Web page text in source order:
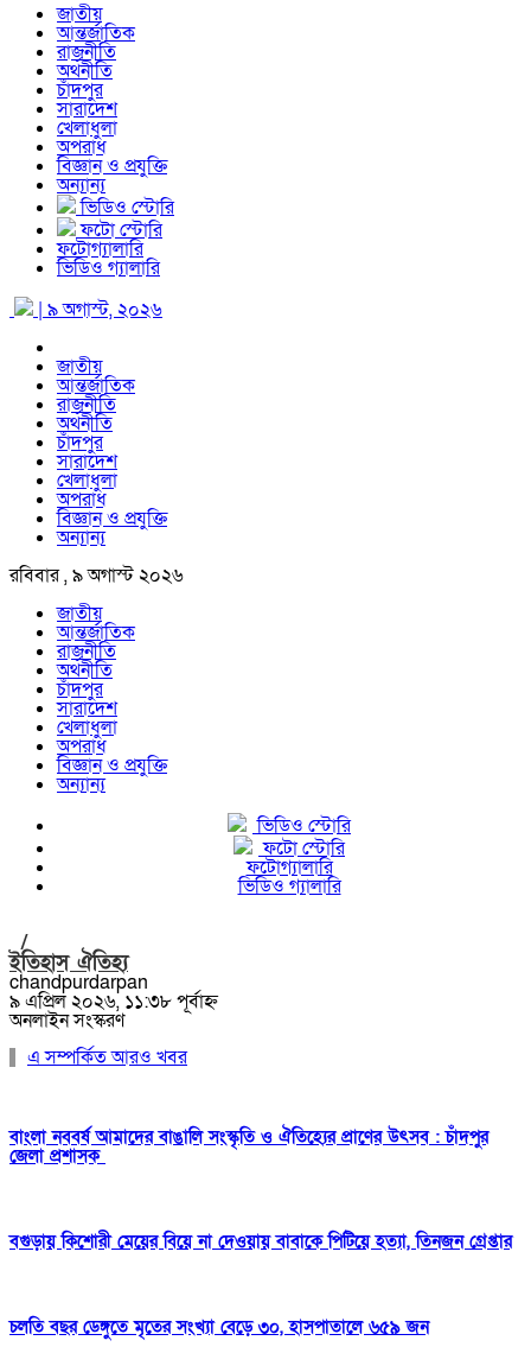
জাতীয়
আন্তর্জাতিক
রাজনীতি
অর্থনীতি
চাঁদপুর
সারাদেশ
খেলাধুলা
অপরাধ
বিজ্ঞান ও প্রযুক্তি
অন্যান্য
ভিডিও স্টোরি
ফটো স্টোরি
ফটোগ্যালারি
ভিডিও গ্যালারি
| ৯ অগাস্ট, ২০২৬
জাতীয়
আন্তর্জাতিক
রাজনীতি
অর্থনীতি
চাঁদপুর
সারাদেশ
খেলাধুলা
অপরাধ
বিজ্ঞান ও প্রযুক্তি
অন্যান্য
রবিবার , ৯ অগাস্ট ২০২৬
জাতীয়
আন্তর্জাতিক
রাজনীতি
অর্থনীতি
চাঁদপুর
সারাদেশ
খেলাধুলা
অপরাধ
বিজ্ঞান ও প্রযুক্তি
অন্যান্য
ভিডিও স্টোরি
ফটো স্টোরি
ফটোগ্যালারি
ভিডিও গ্যালারি
/
ইতিহাস ঐতিহ্য
chandpurdarpan
৯ এপ্রিল ২০২৬, ১১:৩৮ পূর্বাহ্ন
অনলাইন সংস্করণ
এ সম্পর্কিত আরও খবর
বাংলা নববর্ষ আমাদের বাঙালি সংস্কৃতি ও ঐতিহ্যের প্রাণের উৎসব : চাঁদপুর
জেলা প্রশাসক
বগুড়ায় কিশোরী মেয়ের বিয়ে না দেওয়ায় বাবাকে পিটিয়ে হত্যা, তিনজন গ্রেপ্তার
চলতি বছর ডেঙ্গুতে মৃতের সংখ্যা বেড়ে ৩০, হাসপাতালে ৬৫৯ জন